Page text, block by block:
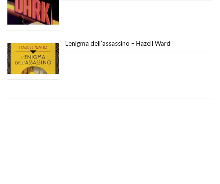
L’enigma dell’assassino – Hazell Ward